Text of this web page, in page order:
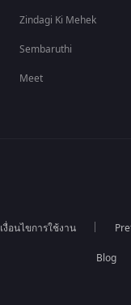
Zindagi Ki Mehek
Sembaruthi
Meet
เงื่อนไขการใช้งาน
Blog